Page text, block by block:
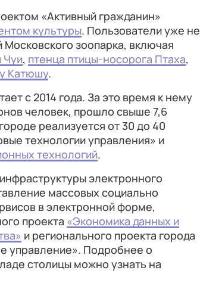
«Активный гражданин»
культуры. Пользователи уже не
зоопарка, включая
Чуи, птенца птицы-носорога Птаха,
Катюшу.
с 2014 года. За это время к нему
человек, прошло свыше 7,6
реализуется от 30 до 40
технологии управления» и
технологий.
электронного
массовых социально
в электронной форме,
проекта «Экономика данных и
и регионального проекта города
управление». Подробнее о
столицы можно узнать на